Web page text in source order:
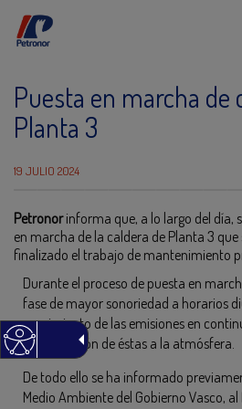
Puesta en marcha de
Planta 3
19 JULIO 2024
Petronorinforma que, a lo largo del día,
en marcha de la caldera de Planta 3 que
finalizado el trabajo de mantenimiento
Durante el proceso de puesta en
fase de mayor sonoriedad a horarios
seguimiento de las emisiones en
minimización de éstas a la atmósfera.
De todo ello se ha informado
Medio Ambiente del Gobierno Vasco,